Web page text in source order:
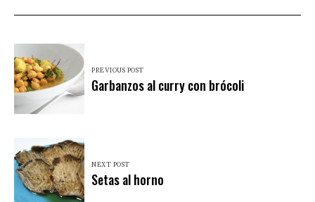
PREVIOUS POST
Garbanzos al curry con brócoli
NEXT POST
Setas al horno